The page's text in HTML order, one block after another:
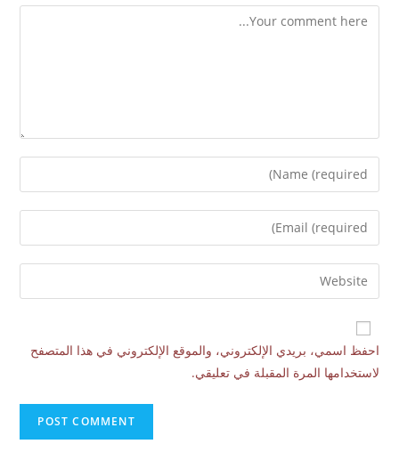
احفظ اسمي، بريدي الإلكتروني، والموقع الإلكتروني في هذا المتصفح
لاستخدامها المرة المقبلة في تعليقي.